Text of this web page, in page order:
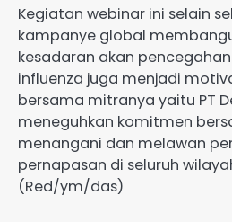
Kegiatan webinar ini selain
kampanye global
kesadaran akan
influenza juga menjadi
bersama mitranya yaitu PT
meneguhkan komitmen
menangani dan melawan
pernapasan di seluruh
(Red/ym/das)